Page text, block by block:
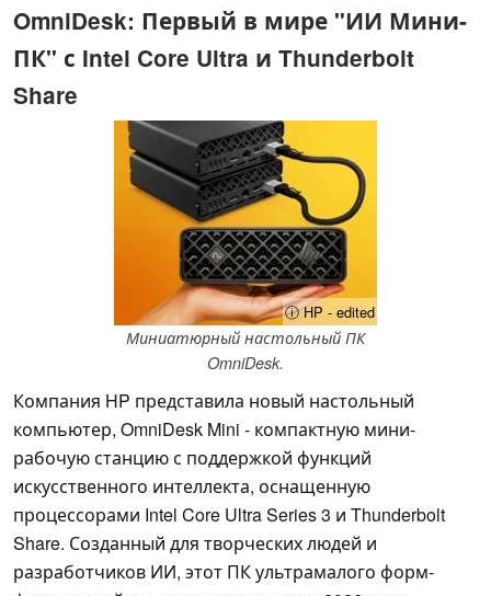
OmniDesk: Первый в мире "ИИ Мини-
ПК" с Intel Core Ultra и Thunderbolt
Share
ⓘ HP - edited
Миниатюрный настольный ПК
OmniDesk.
Компания HP представила новый настольный
компьютер, OmniDesk Mini - компактную мини-
рабочую станцию с поддержкой функций
искусственного интеллекта, оснащенную
процессорами Intel Core Ultra Series 3 и Thunderbolt
Share. Созданный для творческих людей и
разработчиков ИИ, этот ПК ультрамалого форм-